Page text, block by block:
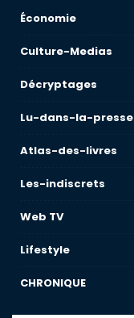
Économie
Culture-Medias
Décryptages
Lu-dans-la-presse
Atlas-des-livres
Les-indiscrets
Web TV
Lifestyle
CHRONIQUE